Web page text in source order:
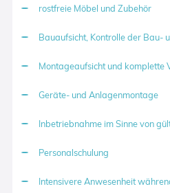
rostfreie Möbel und Zubehör
Bauaufsicht, Kontrolle der Bau-
Montageaufsicht und komplette
Geräte- und Anlagenmontage
Inbetriebnahme im Sinne von
Personalschulung
Intensivere Anwesenheit